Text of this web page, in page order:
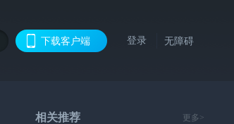
下载客户端 登录 无障碍
相关推荐 更多>